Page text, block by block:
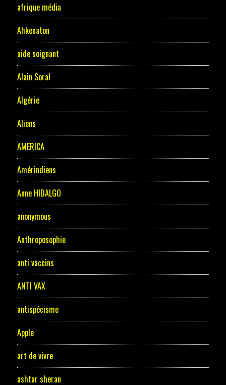
afrique média
Ahkenaton
aide soignant
Alain Soral
Algérie
Aliens
AMERICA
Amérindiens
Anne HIDALGO
anonymous
Anthroposophie
anti vaccins
ANTI VAX
antispécisme
Apple
art de vivre
ashtar sheran